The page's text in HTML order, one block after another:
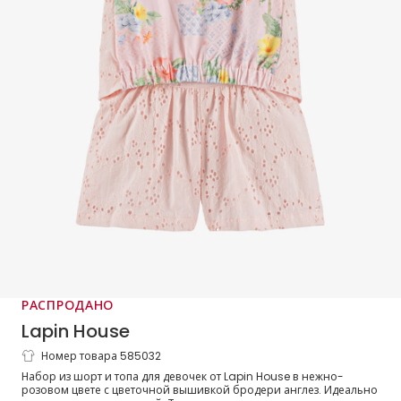
РАСПРОДАНО
Lapin House
Комплект с шортами розовый
хлопковый с вышивкой бродери анлез
Номер товара 585032
Набор из шорт и топа для девочек от Lapin House в нежно-
розовом цвете с цветочной вышивкой бродери англез. Идеально